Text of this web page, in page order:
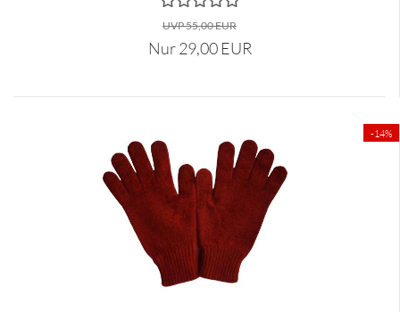
UVP 55,00 EUR
Nur 29,00 EUR
-14%